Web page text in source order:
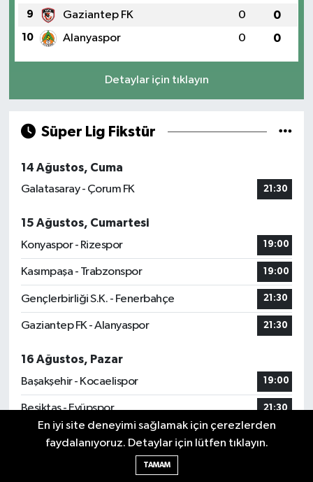
9 Gaziantep FK 0 0
10 Alanyaspor 0 0
Detaylar için tıklayın
Süper Lig Fikstür
14 Ağustos, Cuma
Galatasaray - Çorum FK
21:30
15 Ağustos, Cumartesi
Konyaspor - Rizespor
19:00
Kasımpaşa - Trabzonspor 19:00
Gençlerbirliği S.K. - Fenerbahçe 21:30
Gaziantep FK - Alanyaspor 21:30
16 Ağustos, Pazar
Başakşehir - Kocaelispor
19:00
Beşiktaş - Eyüpspor 21:30
En iyi site deneyimi sağlamak için çerezlerden
faydalanıyoruz. Detaylar için lütfen tıklayın.
TAMAM